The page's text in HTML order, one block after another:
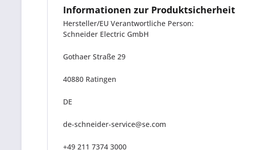
Informationen zur Produktsicherheit
Hersteller/EU Verantwortliche Person:
Schneider Electric GmbH
Gothaer Straße 29
40880 Ratingen
DE
de-schneider-service@se.com
+49 211 7374 3000